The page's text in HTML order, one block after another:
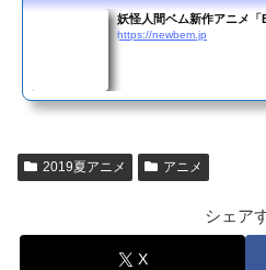
妖怪人間ベム新作アニメ「
https://newbem.jp
2019夏アニメ アニメ
シェア
X